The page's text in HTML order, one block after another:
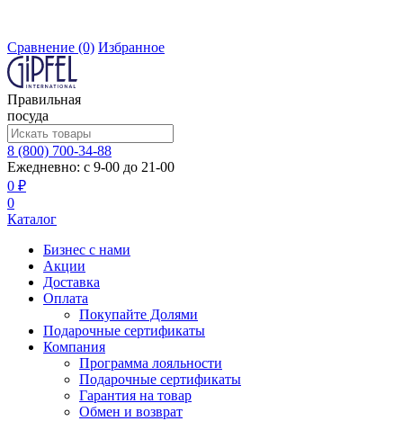
Сравнение (0) Избранное
Правильная
посуда
8 (800) 700-34-88
Ежедневно: с 9-00 до 21-00
0 ₽
0
Каталог
Бизнес с нами
Акции
Доставка
Оплата
Покупайте Долями
Подарочные сертификаты
Компания
Программа лояльности
Подарочные сертификаты
Гарантия на товар
Обмен и возврат